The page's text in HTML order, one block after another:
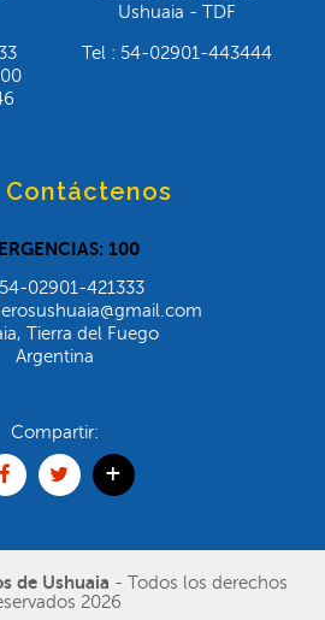
Ushuaia - TDF
Tel : 54-02901-443444
Contáctenos
100
02901-421333
Tierra del Fuego
Argentina
Compartir:
+
de Ushuaia - Todos los derechos
2026